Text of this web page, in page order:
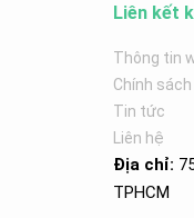
Liên kết
Thông tin
Chính
Tin tức
Liên hệ
Địa chỉ:
TPHCM